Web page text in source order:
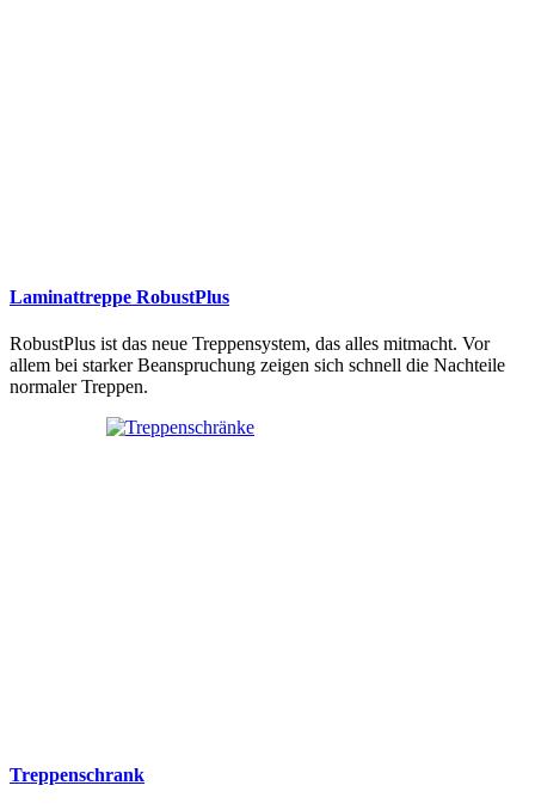
Laminattreppe RobustPlus
RobustPlus ist das neue Treppensystem, das alles mitmacht. Vor
allem bei starker Beanspruchung zeigen sich schnell die Nachteile
normaler Treppen.
Treppenschrank